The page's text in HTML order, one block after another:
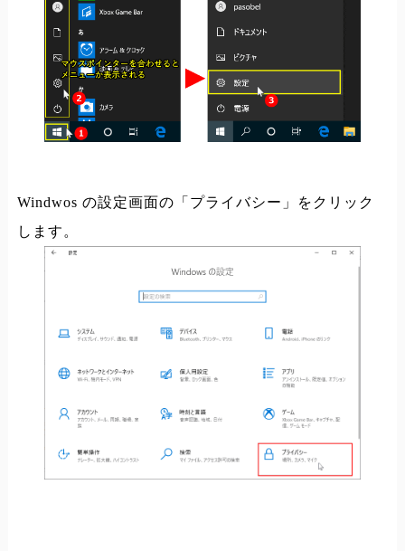
Windwos の設定画面の「プライバシー」をクリック
します。